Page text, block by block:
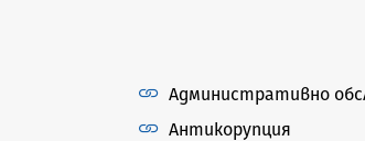
Административно
Антикорупция